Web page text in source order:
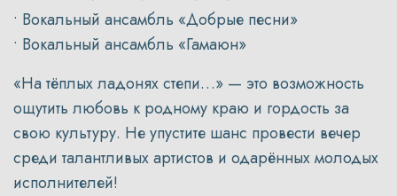
• Вокальный ансамбль «Добрые песни»
• Вокальный ансамбль «Гамаюн»
«На тёплых ладонях степи…» — это возможность
ощутить любовь к родному краю и гордость за
свою культуру. Не упустите шанс провести вечер
среди талантливых артистов и одарённых молодых
исполнителей!